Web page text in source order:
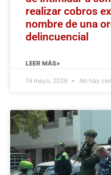
realizar cobros
nombre de una
delincuencial
LEER MÁS»
19 mayo, 2026 No hay